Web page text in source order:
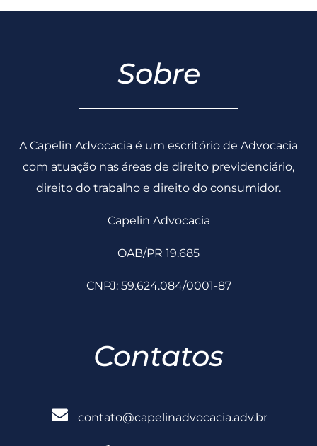
Sobre
A Capelin Advocacia é um escritório de Advocacia
com atuação nas áreas de direito previdenciário,
direito do trabalho e direito do consumidor.
Capelin Advocacia
OAB/PR 19.685
CNPJ: 59.624.084/0001-87
Contatos
contato@capelinadvocacia.adv.br